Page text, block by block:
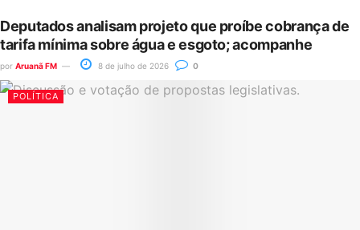
Deputados analisam projeto que proíbe cobrança de
tarifa mínima sobre água e esgoto; acompanhe
por Aruanã FM 8 de julho de 2026 0
POLÍTICA